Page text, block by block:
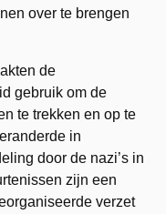
over te brengen
de
gebruik om de
te trekken en op te
in
door de nazi’s in
zijn een
verzet